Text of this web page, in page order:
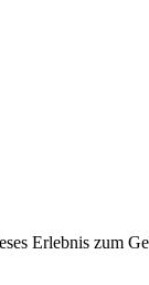
Erlebnis zum